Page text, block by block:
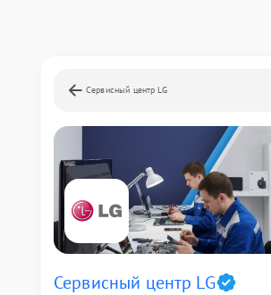
Сервисный центр LG
Сервисный центр LG